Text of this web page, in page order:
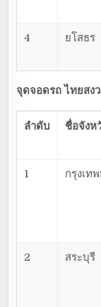
4 ยโสธร
จุดจอดรถ ไทยสง
ลำดับ ชื่อจังห
1 กรุงเท
2 สระบุรี